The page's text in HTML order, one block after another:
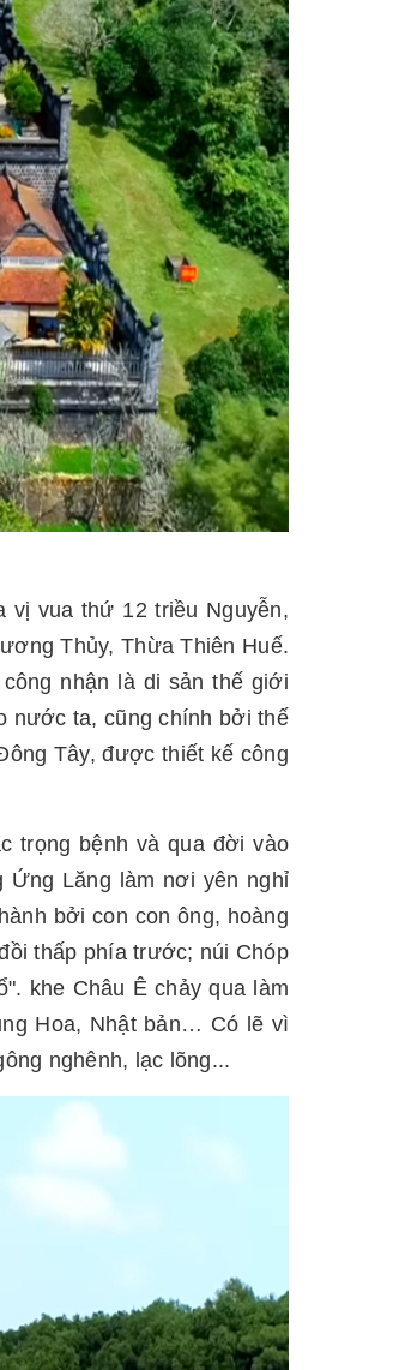
vua thứ 12 triều Nguyễn,
Thủy, Thừa Thiên Huế.
nhận là di sản thế giới
nước ta, cũng chính bởi thế
Tây, được thiết kế công
trọng bệnh và qua đời vào
Ứng Lăng làm nơi yên nghỉ
bởi con con ông, hoàng
thấp phía trước; núi Chóp
khe Châu Ê chảy qua làm
Hoa, Nhật bản… Có lẽ vì
nghênh, lạc lõng...